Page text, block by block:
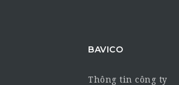
BAVICO
Thông tin công ty